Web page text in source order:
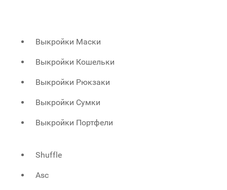
Выкройки Маски
Выкройки Кошельки
Выкройки Рюкзаки
Выкройки Сумки
Выкройки Портфели
Shuffle
Asc